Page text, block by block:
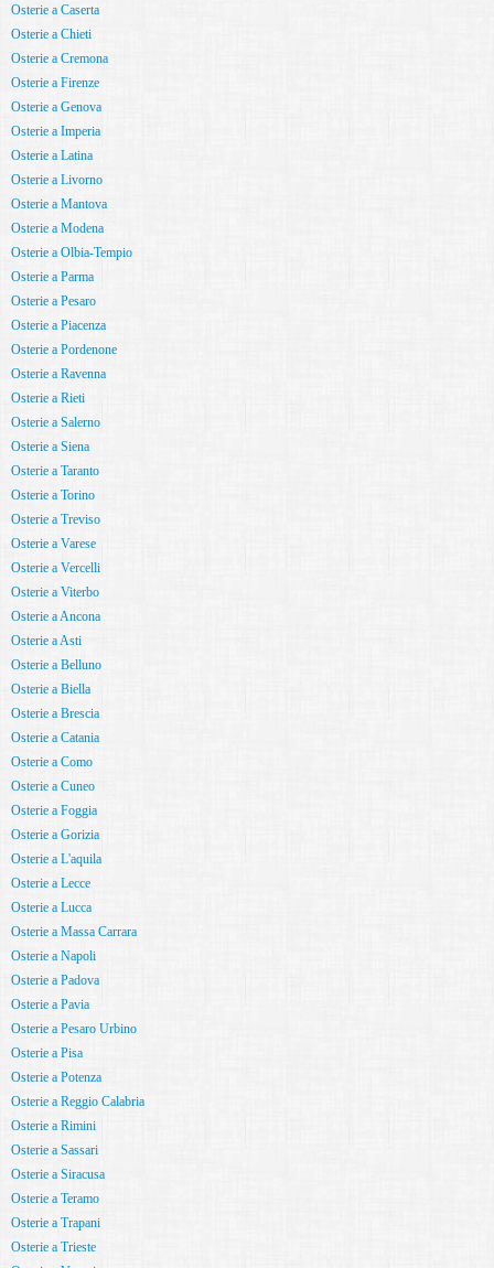
Osterie a Caserta
Osterie a Chieti
Osterie a Cremona
Osterie a Firenze
Osterie a Genova
Osterie a Imperia
Osterie a Latina
Osterie a Livorno
Osterie a Mantova
Osterie a Modena
Osterie a Olbia-Tempio
Osterie a Parma
Osterie a Pesaro
Osterie a Piacenza
Osterie a Pordenone
Osterie a Ravenna
Osterie a Rieti
Osterie a Salerno
Osterie a Siena
Osterie a Taranto
Osterie a Torino
Osterie a Treviso
Osterie a Varese
Osterie a Vercelli
Osterie a Viterbo
Osterie a Ancona
Osterie a Asti
Osterie a Belluno
Osterie a Biella
Osterie a Brescia
Osterie a Catania
Osterie a Como
Osterie a Cuneo
Osterie a Foggia
Osterie a Gorizia
Osterie a L'aquila
Osterie a Lecce
Osterie a Lucca
Osterie a Massa Carrara
Osterie a Napoli
Osterie a Padova
Osterie a Pavia
Osterie a Pesaro Urbino
Osterie a Pisa
Osterie a Potenza
Osterie a Reggio Calabria
Osterie a Rimini
Osterie a Sassari
Osterie a Siracusa
Osterie a Teramo
Osterie a Trapani
Osterie a Trieste